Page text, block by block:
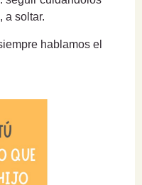
a soltar.
hablamos el